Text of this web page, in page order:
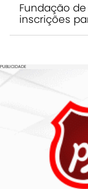
Fundação
inscrições
PUBLICIDADE